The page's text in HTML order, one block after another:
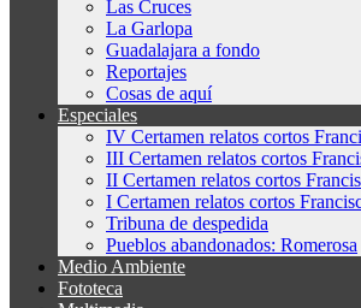
Las Cruces
La Garlopa
Guadalajara a fondo
Reportajes
Cosas de aquí
Especiales
IV Certamen relatos cortos
III Certamen relatos cortos
II Certamen relatos cortos
I Certamen relatos cortos
Tribuna de despedida
Pueblos abandonados: Romerosa
Medio Ambiente
Fototeca